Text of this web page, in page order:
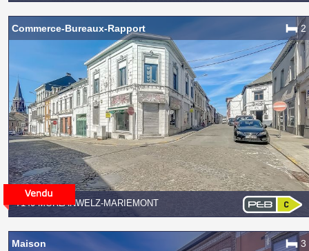
7140 MORLANWELZ-MARIEMONT
Commerce-Bureaux-Rapport 2
Maison 3